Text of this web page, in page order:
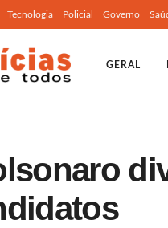
Tecnologia Policial Governo
GERAL